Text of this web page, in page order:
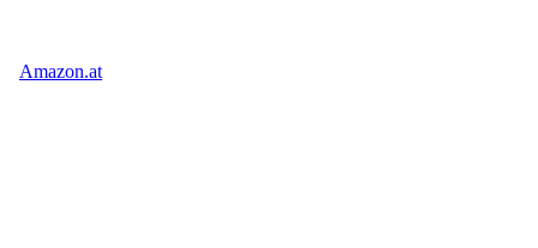
Amazon.at